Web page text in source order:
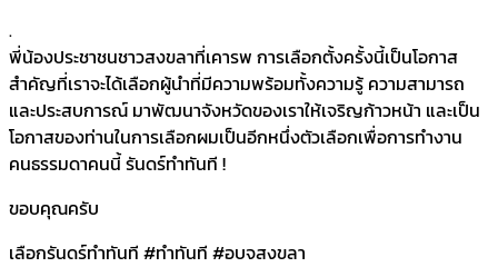
.
พี่น้องประชาชนชาวสงขลาที่เคารพ การเลือกตั้งครั้งนี้เป็นโอกาส
สำคัญที่เราจะได้เลือกผู้นำที่มีความพร้อมทั้งความรู้ ความสามารถ
และประสบการณ์ มาพัฒนาจังหวัดของเราให้เจริญก้าวหน้า และเป็น
โอกาสของท่านในการเลือกผมเป็นอีกหนึ่งตัวเลือกเพื่อการทำงาน
คนธรรมดาคนนี้ รันดร์ทำทันที !
ขอบคุณครับ
เลือกรันดร์ทำทันที #ทำทันที #อบจสงขลา